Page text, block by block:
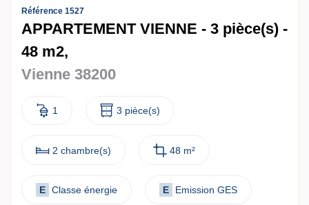
Référence 1527
APPARTEMENT VIENNE - 3 pièce(s) -
48 m2,
Vienne 38200
1 3 pièce(s)
2 chambre(s) 48 m²
E Classe énergie E Emission GES